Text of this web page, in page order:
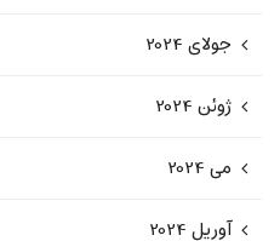
جولای 2024
ژوئن 2024
می 2024
آوریل 2024